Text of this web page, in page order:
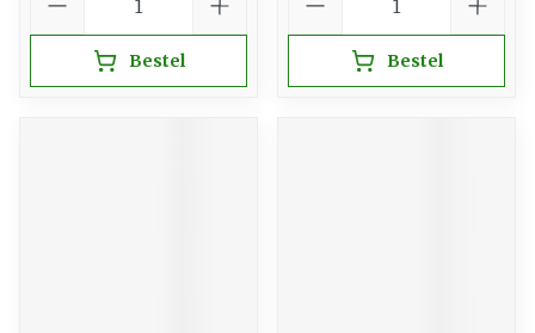
Bestel Bestel